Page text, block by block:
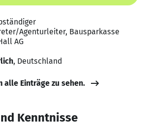
Agenturleiter, Bausparkasse
AG
, Deutschland
alle Einträge zu sehen.
Kenntnisse